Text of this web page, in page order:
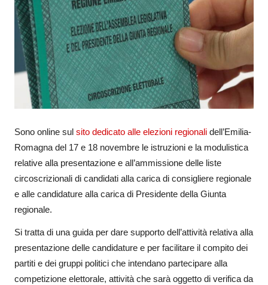
Sono online sul sito dedicato alle elezioni regionali dell’Emilia-
Romagna del 17 e 18 novembre le istruzioni e la modulistica
relative alla presentazione e all’ammissione delle liste
circoscrizionali di candidati alla carica di consigliere regionale
e alle candidature alla carica di Presidente della Giunta
regionale.
Si tratta di una guida per dare supporto dell’attività relativa alla
presentazione delle candidature e per facilitare il compito dei
partiti e dei gruppi politici che intendano partecipare alla
competizione elettorale, attività che sarà oggetto di verifica da